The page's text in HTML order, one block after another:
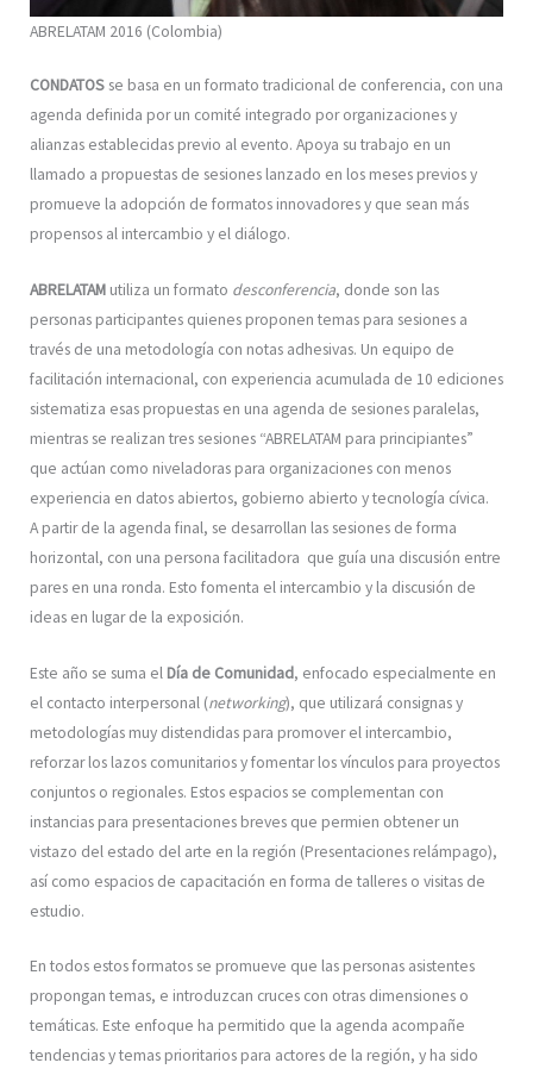
ABRELATAM 2016 (Colombia)
CONDATOS se basa en un formato tradicional de conferencia, con una
agenda definida por un comité integrado por organizaciones y
alianzas establecidas previo al evento. Apoya su trabajo en un
llamado a propuestas de sesiones lanzado en los meses previos y
promueve la adopción de formatos innovadores y que sean más
propensos al intercambio y el diálogo.
ABRELATAM utiliza un formato desconferencia, donde son las
personas participantes quienes proponen temas para sesiones a
través de una metodología con notas adhesivas. Un equipo de
facilitación internacional, con experiencia acumulada de 10 ediciones
sistematiza esas propuestas en una agenda de sesiones paralelas,
mientras se realizan tres sesiones “ABRELATAM para principiantes”
que actúan como niveladoras para organizaciones con menos
experiencia en datos abiertos, gobierno abierto y tecnología cívica.
A partir de la agenda final, se desarrollan las sesiones de forma
horizontal, con una persona facilitadora que guía una discusión entre
pares en una ronda. Esto fomenta el intercambio y la discusión de
ideas en lugar de la exposición.
Este año se suma el Día de Comunidad, enfocado especialmente en
el contacto interpersonal (networking), que utilizará consignas y
metodologías muy distendidas para promover el intercambio,
reforzar los lazos comunitarios y fomentar los vínculos para proyectos
conjuntos o regionales. Estos espacios se complementan con
instancias para presentaciones breves que permien obtener un
vistazo del estado del arte en la región (Presentaciones relámpago),
así como espacios de capacitación en forma de talleres o visitas de
estudio.
En todos estos formatos se promueve que las personas asistentes
propongan temas, e introduzcan cruces con otras dimensiones o
temáticas. Este enfoque ha permitido que la agenda acompañe
tendencias y temas prioritarios para actores de la región, y ha sido